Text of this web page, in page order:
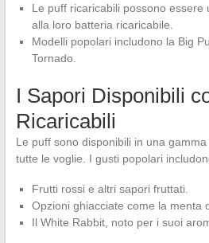
Le puff ricaricabili possono essere
alla loro batteria ricaricabile.
Modelli popolari includono la Big
Tornado.
I Sapori Disponibili
Ricaricabili
Le puff sono disponibili in una
tutte le voglie. I gusti popolari
Frutti rossi e altri sapori fruttati.
Opzioni ghiacciate come la menta
Il White Rabbit, noto per i suoi